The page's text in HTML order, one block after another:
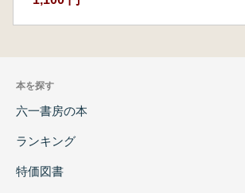
本を探す
六一書房の本
ランキング
特価図書